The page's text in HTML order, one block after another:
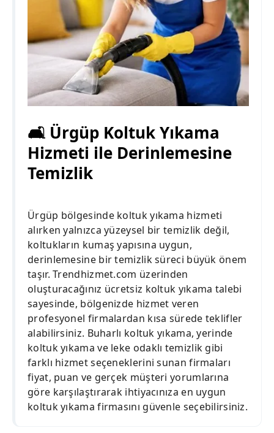
🛋️ Ürgüp Koltuk Yıkama
Hizmeti ile Derinlemesine
Temizlik
Ürgüp bölgesinde koltuk yıkama hizmeti
alırken yalnızca yüzeysel bir temizlik değil,
koltukların kumaş yapısına uygun,
derinlemesine bir temizlik süreci büyük önem
taşır. Trendhizmet.com üzerinden
oluşturacağınız ücretsiz koltuk yıkama talebi
sayesinde, bölgenizde hizmet veren
profesyonel firmalardan kısa sürede teklifler
alabilirsiniz. Buharlı koltuk yıkama, yerinde
koltuk yıkama ve leke odaklı temizlik gibi
farklı hizmet seçeneklerini sunan firmaları
fiyat, puan ve gerçek müşteri yorumlarına
göre karşılaştırarak ihtiyacınıza en uygun
koltuk yıkama firmasını güvenle seçebilirsiniz.